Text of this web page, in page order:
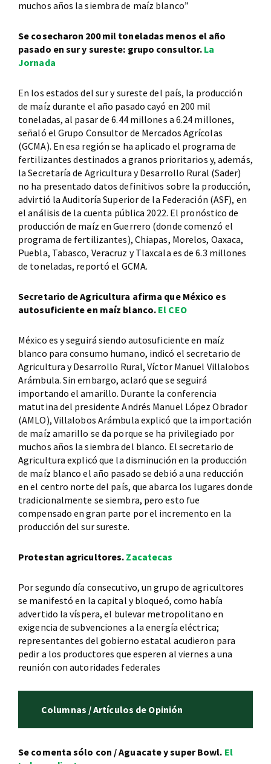
muchos años la siembra de maíz blanco”
Se cosecharon 200 mil toneladas menos el año
pasado en sur y sureste: grupo consultor. La
Jornada
En los estados del sur y sureste del país, la producción
de maíz durante el año pasado cayó en 200 mil
toneladas, al pasar de 6.44 millones a 6.24 millones,
señaló el Grupo Consultor de Mercados Agrícolas
(GCMA). En esa región se ha aplicado el programa de
fertilizantes destinados a granos prioritarios y, además,
la Secretaría de Agricultura y Desarrollo Rural (Sader)
no ha presentado datos definitivos sobre la producción,
advirtió la Auditoría Superior de la Federación (ASF), en
el análisis de la cuenta pública 2022. El pronóstico de
producción de maíz en Guerrero (donde comenzó el
programa de fertilizantes), Chiapas, Morelos, Oaxaca,
Puebla, Tabasco, Veracruz y Tlaxcala es de 6.3 millones
de toneladas, reportó el GCMA.
Secretario de Agricultura afirma que México es
autosuficiente en maíz blanco. El CEO
México es y seguirá siendo autosuficiente en maíz
blanco para consumo humano, indicó el secretario de
Agricultura y Desarrollo Rural, Víctor Manuel Villalobos
Arámbula. Sin embargo, aclaró que se seguirá
importando el amarillo. Durante la conferencia
matutina del presidente Andrés Manuel López Obrador
(AMLO), Villalobos Arámbula explicó que la importación
de maíz amarillo se da porque se ha privilegiado por
muchos años la siembra del blanco. El secretario de
Agricultura explicó que la disminución en la producción
de maíz blanco el año pasado se debió a una reducción
en el centro norte del país, que abarca los lugares donde
tradicionalmente se siembra, pero esto fue
compensado en gran parte por el incremento en la
producción del sur sureste.
Protestan agricultores. Zacatecas
Por segundo día consecutivo, un grupo de agricultores
se manifestó en la capital y bloqueó, como había
advertido la víspera, el bulevar metropolitano en
exigencia de subvenciones a la energía eléctrica;
representantes del gobierno estatal acudieron para
pedir a los productores que esperen al viernes a una
reunión con autoridades federales
Columnas / Artículos de Opinión
Se comenta sólo con / Aguacate y super Bowl. El